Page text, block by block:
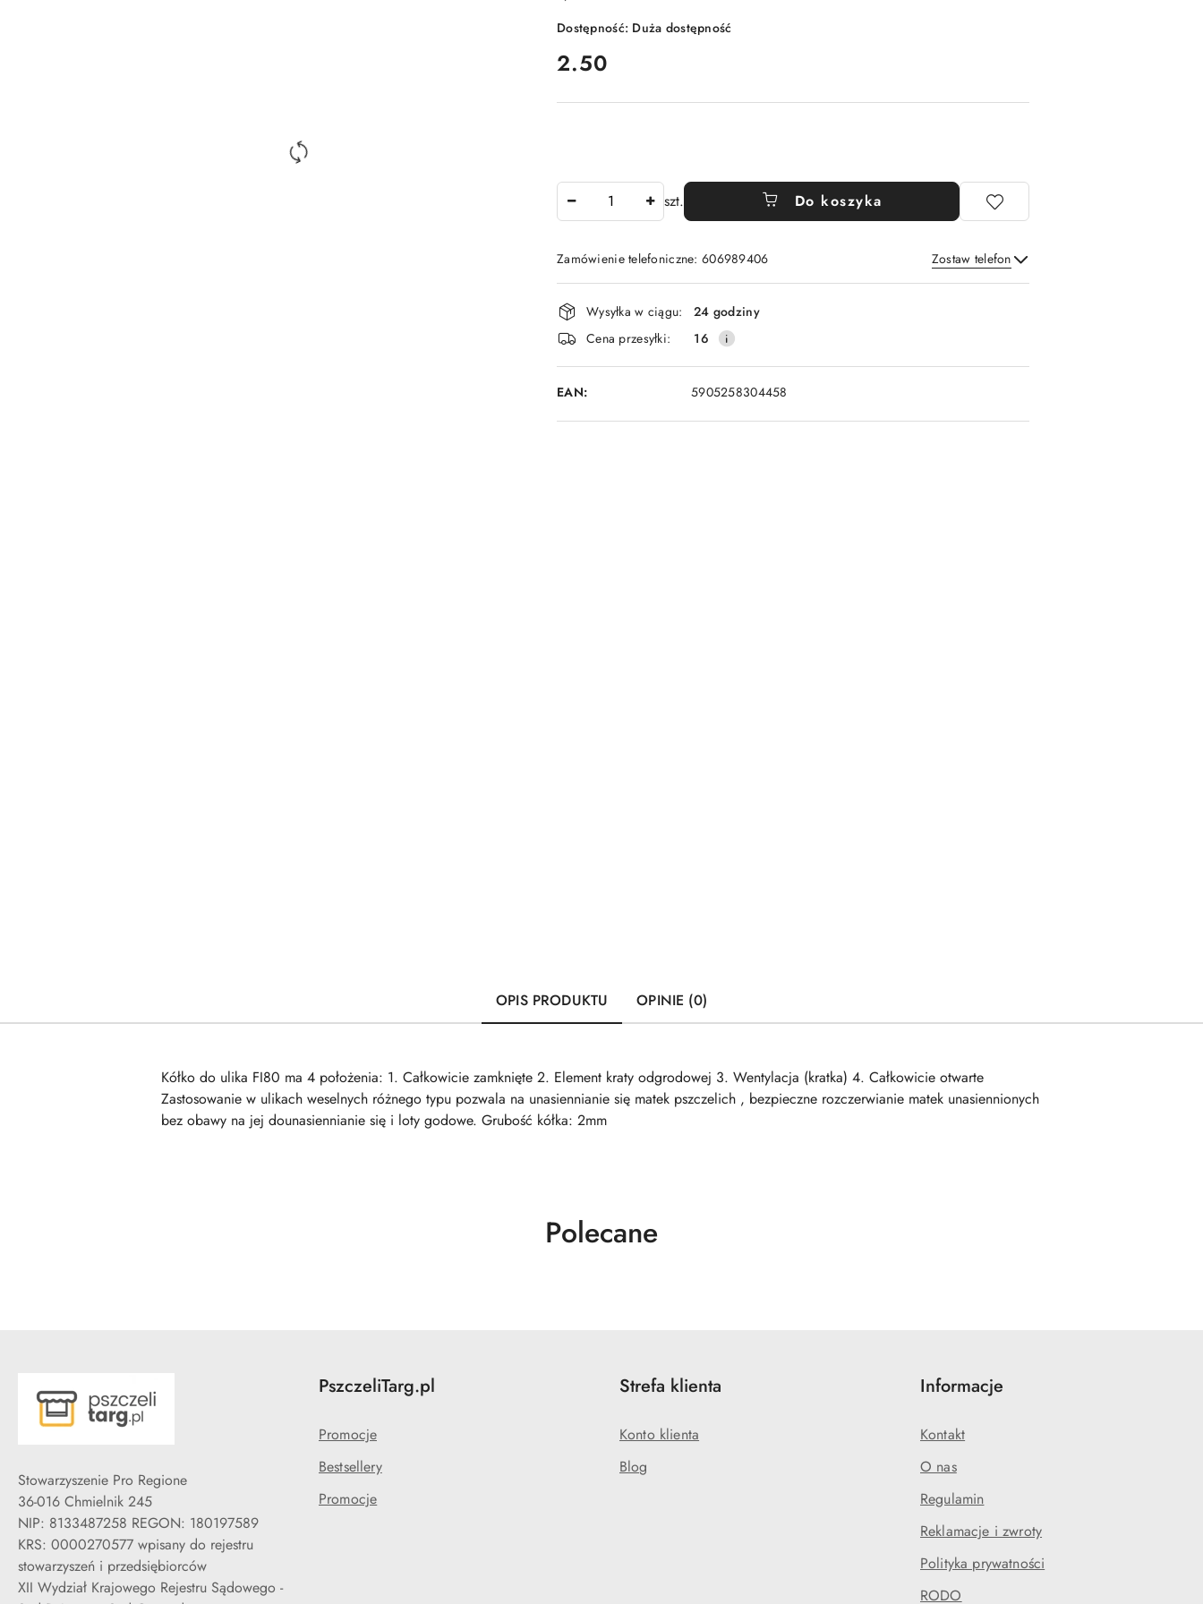
Dostępność: Duża dostępność
cena:
2.50
szt. Do koszyka
Zamówienie telefoniczne: 606989406 Zostaw telefon
Wyślij
Dostępność
i
dostawa
Wysyłka w ciągu:
24 godziny
Cena przesyłki:
16
EAN: 5905258304458
OPIS PRODUKTU OPINIE (0)
Kółko do ulika FI80 ma 4 położenia: 1. Całkowicie zamknięte 2. Element kraty odgrodowej 3. Wentylacja (kratka) 4. Całkowicie otwarte
Zastosowanie w ulikach weselnych różnego typu pozwala na unasiennianie się matek pszczelich , bezpieczne rozczerwianie matek unasiennionych
bez obawy na jej dounasiennianie się i loty godowe. Grubość kółka: 2mm
Produkty
Polecane
Stowarzyszenie Pro Regione
36-016 Chmielnik 245
NIP: 8133487258 REGON: 180197589
KRS: 0000270577 wpisany do rejestru
stowarzyszeń i przedsiębiorców
XII Wydział Krajowego Rejestru Sądowego -
PszczeliTarg.pl
Promocje
Bestsellery
Promocje
Strefa klienta
Konto klienta
Blog
Informacje
Kontakt
O nas
Regulamin
Reklamacje i zwroty
Polityka prywatności
RODO